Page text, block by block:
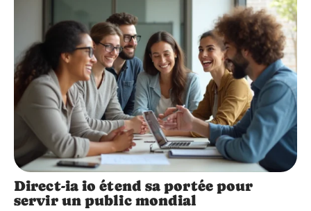
Direct-ia io étend sa portée pour
servir un public mondial